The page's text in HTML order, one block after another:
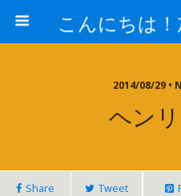
2014/08/29 •
ヘン
Share Tweet